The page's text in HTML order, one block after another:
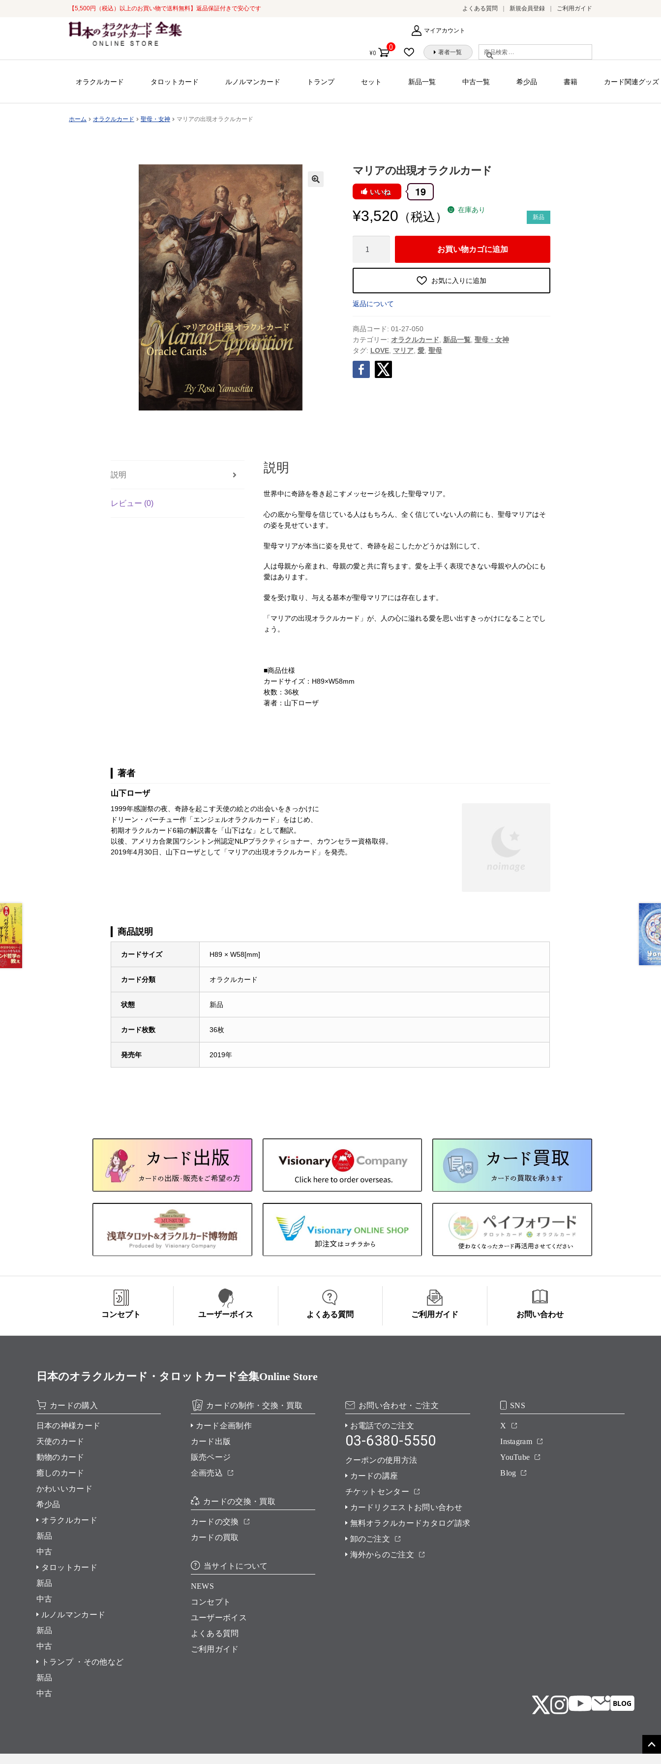
【5,500円（税込）以上のお買い物で送料無料】返品保証付きで安心です よくある質問 新規会員登録 ご利用ガイド
ナ
ビ
ン
コ
ン
ス
マイアカウント
検
索
象:
著者一覧
¥0
0
個
オラクルカード タロットカード ルノルマンカード トランプ セット 新品一覧 中古一覧 希少品 書籍 カード関連グッズ
ホーム オラクルカード 聖母・女神 マリアの出現オラクルカード
マリアの出現オラクルカード
いいね 19
新品
¥3,520 （税込） 在庫あり
ア
出
現
ラ
ク
ル
カ
ー
お買い物カゴに追加
お気に入りに追加
返品について
商品コード: 01-27-050
カテゴリー: オラクルカード, 新品一覧, 聖母・女神
タグ: LOVE, マリア, 愛, 聖母
説明
レビュー (0)
説明
世界中に奇跡を巻き起こすメッセージを残した聖母マリア。
心の底から聖母を信じている人はもちろん、全く信じていない人の前にも、聖母マリアはそ
の姿を見せています。
聖母マリアが本当に姿を見せて、奇跡を起こしたかどうかは別にして、
人は母親から産まれ、母親の愛と共に育ちます。愛を上手く表現できない母親や人の心にも
愛はあります。
愛を受け取り、与える基本が聖母マリアには存在します。
「マリアの出現オラクルカード」が、人の心に溢れる愛を思い出すきっかけになることでし
ょう。
■商品仕様
カードサイズ：H89×W58mm
枚数：36枚
著者：山下ローザ
著者
山下ローザ
1999年感謝祭の夜、奇跡を起こす天使の絵との出会いをきっかけに
ドリーン・バーチュー作「エンジェルオラクルカード」をはじめ、
初期オラクルカード6箱の解説書を「山下はな」として翻訳。
以後、アメリカ合衆国ワシントン州認定NLPプラクティショナー、カウンセラー資格取得。
2019年4月30日、山下ローザとして「マリアの出現オラクルカード」を発売。
商品説明
カードサイズ H89 × W58[mm]
カード分類 オラクルカード
状態 新品
カード枚数 36枚
発売年 2019年
コンセプト ユーザーボイス よくある質問 ご利用ガイド お問い合わせ
日本のオラクルカード・タロットカード全集Online Store
カードの購入
日本の神様カード
天使のカード
動物のカード
癒しのカード
かわいいカード
希少品
オラクルカード
新品
中古
タロットカード
新品
中古
ルノルマンカード
新品
中古
トランプ ・その他など
新品
中古
カードの制作・交換・買取
カード企画制作
カード出版
販売ページ
企画売込
カードの交換・買取
カードの交換
カードの買取
当サイトについて
NEWS
コンセプト
ユーザーボイス
よくある質問
ご利用ガイド
お問い合わせ・ご注文
お電話でのご注文
03-6380-5550
クーポンの使用方法
カードの講座
チケットセンター
カードリクエストお問い合わせ
無料オラクルカードカタログ請求
卸のご注文
海外からのご注文
SNS
X
Instagram
YouTube
Blog